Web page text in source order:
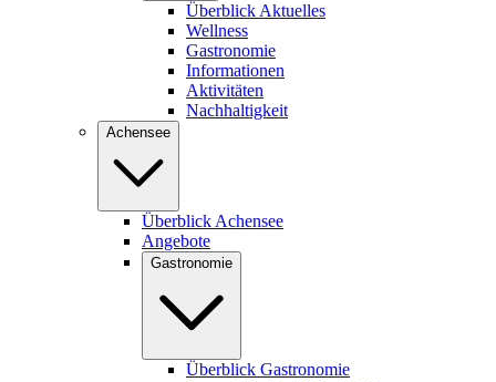
Überblick Aktuelles
Wellness
Gastronomie
Informationen
Aktivitäten
Nachhaltigkeit
Achensee
Überblick Achensee
Angebote
Gastronomie
Überblick Gastronomie